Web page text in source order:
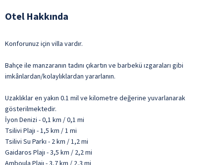
Otel Hakkında
Konforunuz için villa vardır.
Bahçe ile manzaranın tadını çıkartın ve barbekü ızgaraları gibi
imkânlardan/kolaylıklardan yararlanın.
Uzaklıklar en yakın 0.1 mil ve kilometre değerine yuvarlanarak
gösterilmektedir.
İyon Denizi - 0,1 km / 0,1 mi
Tsilivi Plajı - 1,5 km / 1 mi
Tsilivi Su Parkı - 2 km / 1,2 mi
Gaidaros Plajı - 3,5 km / 2,2 mi